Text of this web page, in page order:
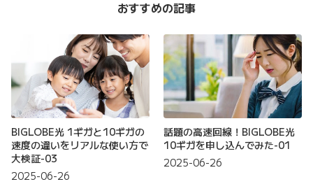
おすすめの記事
BIGLOBE光 1ギガと10ギガの
速度の違いをリアルな使い方で
大検証-03
2025-06-26
話題の高速回線！BIGLOBE光
10ギガを申し込んでみた-01
2025-06-26